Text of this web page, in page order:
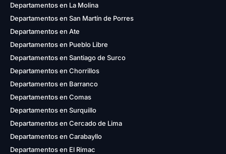
Departamentos en La Molina
Departamentos en San Martín de Porres
Departamentos en Ate
Departamentos en Pueblo Libre
Departamentos en Santiago de Surco
Departamentos en Chorrillos
Departamentos en Barranco
Departamentos en Comas
Departamentos en Surquillo
Departamentos en Cercado de Lima
Departamentos en Carabayllo
Departamentos en El Rimac